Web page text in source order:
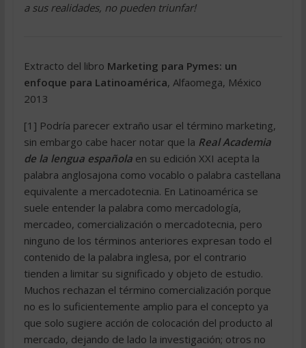
a sus realidades, no pueden triunfar!
Extracto del libro Marketing para Pymes: un
enfoque para Latinoamérica, Alfaomega, México
2013
[1] Podría parecer extraño usar el término marketing,
sin embargo cabe hacer notar que la Real Academia
de la lengua españolaen su edición XXI acepta la
palabra anglosajona como vocablo o palabra castellana
equivalente a mercadotecnia. En Latinoamérica se
suele entender la palabra como mercadología,
mercadeo, comercialización o mercadotecnia, pero
ninguno de los términos anteriores expresan todo el
contenido de la palabra inglesa, por el contrario
tienden a limitar su significado y objeto de estudio.
Muchos rechazan el término comercialización porque
no es lo suficientemente amplio para el concepto ya
que solo sugiere acción de colocación del producto al
mercado, dejando de lado la investigación; otros no